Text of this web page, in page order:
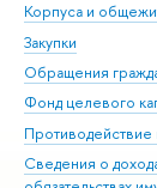
Корпуса и
Закупки
Обращения
Фонд целевого
Противодействие
Сведения о